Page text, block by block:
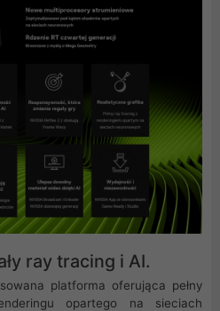
ray tracing i AI.
platforma oferująca pełny
opartego na sieciach